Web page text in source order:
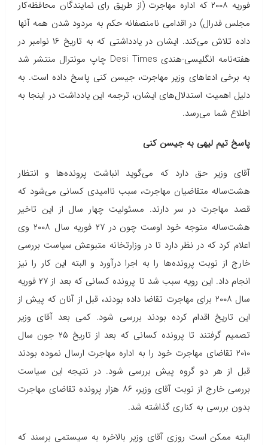
فوریه ۲۰۰۸ که اداره مهاجرت (از طریق رای نمایندگان محافظه‌کار
مجلس فدرال) در اقدامی نامنصفانه حکم به مردود شدن همه آنها
داده تلاش می‌کند. ایشان در یادداشتی که به تاریخ ۱۶ نوامبر در
هفته‌نامه انگلیسی-هندی Desi Times چاپ مونترال منتشر شد
به برخی ادعاهای وزیر مهاجرت، جیسن کنی پاسخ داده است. به
دلیل اهمیت استدلال‌های ایشان، ترجمه این یادداشت در اینجا به
اطلاع شما می‌رسد.
پاسخ تیم لیهی به جیسن کنی
آقای وزیر حق دارد که می‌گوید انباشت پرونده‌ها و انتظار
هشت‌ساله متقاضیان مهاجرت، سبب ناامیدی کسانی می‌شود که
قصد مهاجرت در سر دارند. مسئولیت چهار سال از این تاخیر
هشت‌ساله متوجه خود اوست چون در ۲۷ فوریه سال ۲۰۰۸ وی
اعلام کرد که در نظر دارد تا در وزارتخانه ‌متبوعش سیاست بررسی
خارج از نوبت پرونده‌ها را به اجرا درآورد و البته این کار را نیز
انجام داد. این رویه سبب شد تا پرونده کسانی که بعد از ۲۷ فوریه
سال ۲۰۰۸ برای مهاجرت تقاضا داده بودند، قبل از آنان که پیش از
این تاریخ اقدام کرده بودند بررسی شود. کمی بعد آقای وزیر
تصمیم گرفتند تا پرونده کسانی که بعد از تاریخ ۲۵ جون سال
۲۰۱۰ تقاضای مهاجرت خود را به اداره مهاجرت ارسال نموده بودند
قبل از هر دو گروه پیش بررسی شود. در نتیجه این سیاست
بررسی خارج از نوبت آقای وزیر، ۸۶ هزار پرونده تقاضای مهاجرت
بدون بررسی به کناری گذاشته شد.
البته ممکن است روزی آقای وزیر بالاخره به سیستمی برسند که